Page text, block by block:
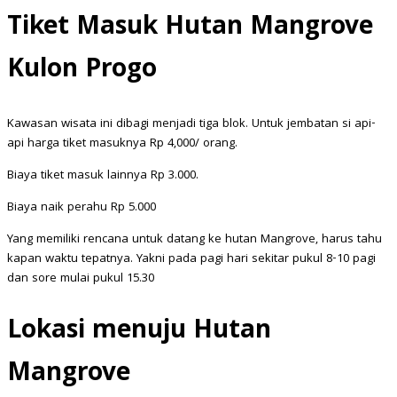
Tiket Masuk Hutan Mangrove
Kulon Progo
Kawasan wisata ini dibagi menjadi tiga blok. Untuk jembatan si api-
api harga tiket masuknya Rp 4,000/ orang.
Biaya tiket masuk lainnya Rp 3.000.
Biaya naik perahu Rp 5.000
Yang memiliki rencana untuk datang ke hutan Mangrove, harus tahu
kapan waktu tepatnya. Yakni pada pagi hari sekitar pukul 8-10 pagi
dan sore mulai pukul 15.30
Lokasi menuju Hutan
Mangrove